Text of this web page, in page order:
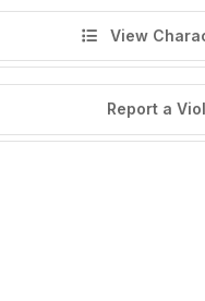
View
Report a